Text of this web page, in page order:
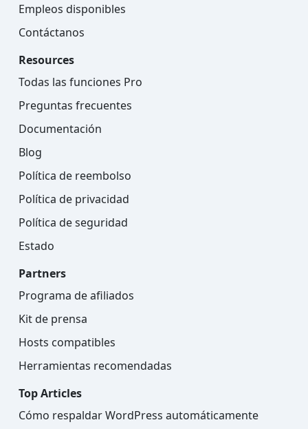
Empleos disponibles
Contáctanos
Resources
Todas las funciones Pro
Preguntas frecuentes
Documentación
Blog
Política de reembolso
Política de privacidad
Política de seguridad
Estado
Partners
Programa de afiliados
Kit de prensa
Hosts compatibles
Herramientas recomendadas
Top Articles
Cómo respaldar WordPress automáticamente